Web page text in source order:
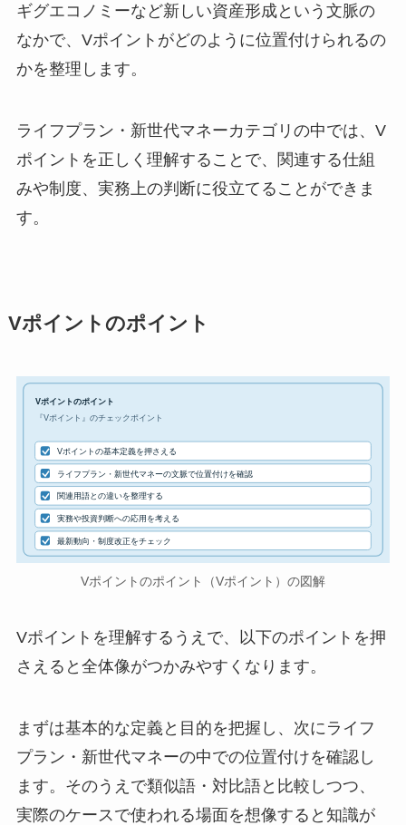
ギグエコノミーなど新しい資産形成という文脈の
なかで、Vポイントがどのように位置付けられるの
かを整理します。
ライフプラン・新世代マネーカテゴリの中では、V
ポイントを正しく理解することで、関連する仕組
みや制度、実務上の判断に役立てることができま
す。
Vポイントのポイント
Vポイントのポイント
『Vポイント』のチェックポイント
Vポイントの基本定義を押さえる
ライフプラン・新世代マネーの文脈で位置付けを確認
関連用語との違いを整理する
実務や投資判断への応用を考える
最新動向・制度改正をチェック
Vポイントのポイント（Vポイント）の図解
Vポイントを理解するうえで、以下のポイントを押
さえると全体像がつかみやすくなります。
まずは基本的な定義と目的を把握し、次にライフ
プラン・新世代マネーの中での位置付けを確認し
ます。そのうえで類似語・対比語と比較しつつ、
実際のケースで使われる場面を想像すると知識が